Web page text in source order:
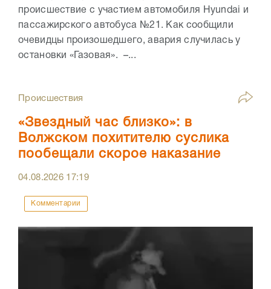
происшествие с участием автомобиля Hyundai и
пассажирского автобуса №21. Как сообщили
очевидцы произошедшего, авария случилась у
остановки «Газовая». –...
Происшествия
«Звездный час близко»: в
Волжском похитителю суслика
пообещали скорое наказание
04.08.2026 17:19
Комментарии